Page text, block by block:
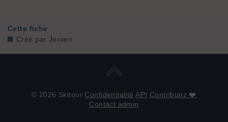
Cette fiche
Créé par Jeroen
© 2026 Skitour Confidentialité API Contribuez ❤️
Contact admin